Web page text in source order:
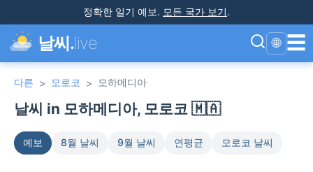
정확한 일기 예보. 모든 국가 보기.
날씨.live 🌐 ☰
다른 > 모로코 > 모하메디아
날씨 in 모하메디아, 모로코 🇲🇦
예보 8월 날씨 9월 날씨 연평균 모로코 날씨